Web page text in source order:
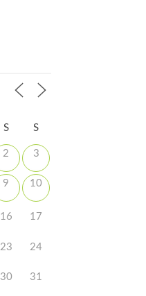
S S
2 3
9 10
16 17
23 24
30 31